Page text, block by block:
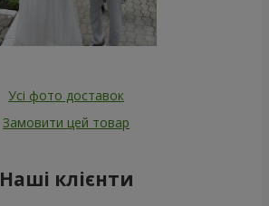
Усі фото доставок
Замовити цей товар
Наші клієнти